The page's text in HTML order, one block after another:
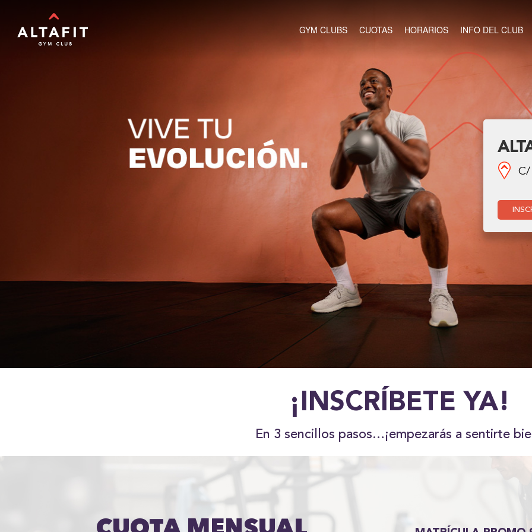
GYM CLUBS CUOTAS HORARIOS INFO DEL CLUB
C/
¡INSCRÍBETE YA!
En 3 sencillos pasos…¡empezarás a sentirte